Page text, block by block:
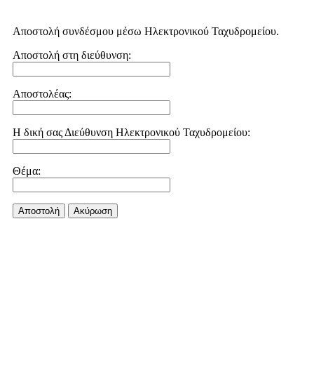
Αποστολή συνδέσμου μέσω Ηλεκτρονικού Ταχυδρομείου.
Αποστολή στη διεύθυνση:
Αποστολέας:
Η δική σας Διεύθυνση Ηλεκτρονικού Ταχυδρομείου:
Θέμα:
Αποστολή Aκύρωση